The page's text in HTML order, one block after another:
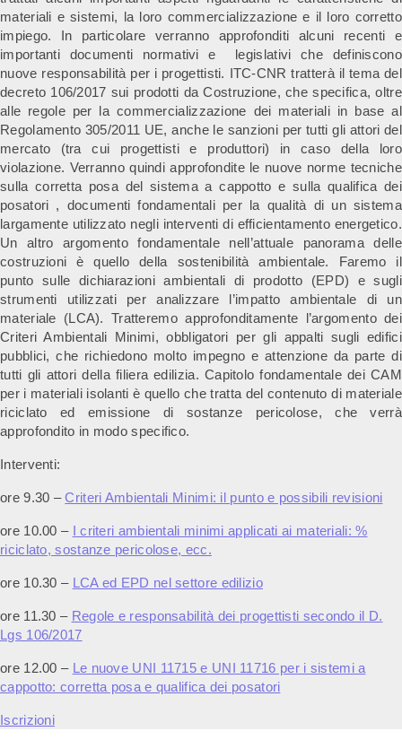
materiali e sistemi, la loro commercializzazione e il loro corretto
impiego. In particolare verranno approfonditi alcuni recenti e
importanti documenti normativi e legislativi che definiscono
nuove responsabilità per i progettisti. ITC-CNR tratterà il tema del
decreto 106/2017 sui prodotti da Costruzione, che specifica, oltre
alle regole per la commercializzazione dei materiali in base al
Regolamento 305/2011 UE, anche le sanzioni per tutti gli attori del
mercato (tra cui progettisti e produttori) in caso della loro
violazione. Verranno quindi approfondite le nuove norme tecniche
sulla corretta posa del sistema a cappotto e sulla qualifica dei
posatori , documenti fondamentali per la qualità di un sistema
largamente utilizzato negli interventi di efficientamento energetico.
Un altro argomento fondamentale nell’attuale panorama delle
costruzioni è quello della sostenibilità ambientale. Faremo il
punto sulle dichiarazioni ambientali di prodotto (EPD) e sugli
strumenti utilizzati per analizzare l’impatto ambientale di un
materiale (LCA). Tratteremo approfonditamente l’argomento dei
Criteri Ambientali Minimi, obbligatori per gli appalti sugli edifici
pubblici, che richiedono molto impegno e attenzione da parte di
tutti gli attori della filiera edilizia. Capitolo fondamentale dei CAM
per i materiali isolanti è quello che tratta del contenuto di materiale
riciclato ed emissione di sostanze pericolose, che verrà
approfondito in modo specifico.
Interventi:
ore 9.30 –Criteri Ambientali Minimi: il punto e possibili revisioni
ore 10.00 – I criteri ambientali minimi applicati ai materiali: %
riciclato, sostanze pericolose, ecc.
ore 10.30 – LCA ed EPD nel settore edilizio
ore 11.30 – Regole e responsabilità dei progettisti secondo il D.
Lgs 106/2017
ore 12.00 – Le nuove UNI 11715 e UNI 11716 per i sistemi a
cappotto: corretta posa e qualifica dei posatori
Iscrizioni